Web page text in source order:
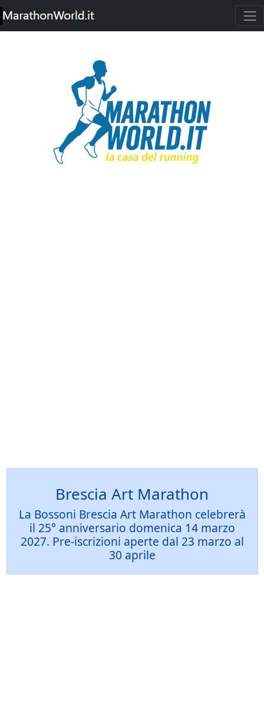
Brescia Art Marathon
La Bossoni Brescia Art Marathon celebrerà
il 25° anniversario domenica 14 marzo
2027. Pre-iscrizioni aperte dal 23 marzo al
30 aprile